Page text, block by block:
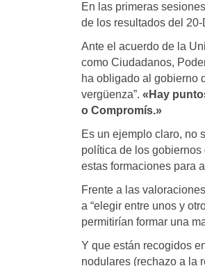
En las primeras
de los resultados del 20-
Ante el acuerdo de la
como Ciudadanos,
ha obligado al gobierno
vergüenza”. «Hay
o Compromís.»
Es un ejemplo claro, no
política de los
estas formaciones para
Frente a las
a “elegir entre unos y
permitirían formar una
Y que están recogidos
nodulares (rechazo a la